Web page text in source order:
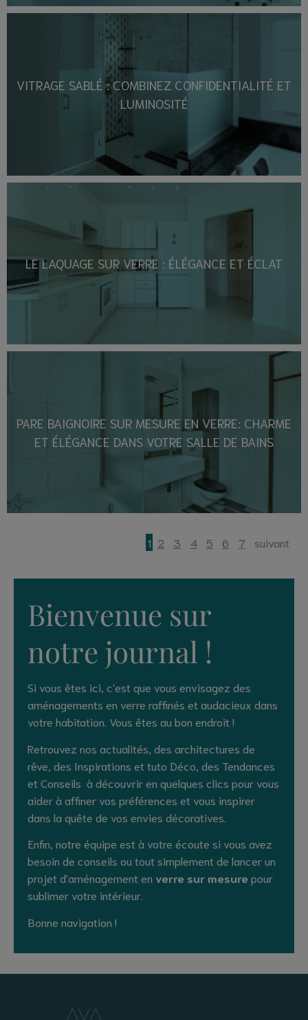
VITRAGE SABLÉ : COMBINEZ CONFIDENTIALITÉ ET
LUMINOSITÉ
LE LAQUAGE SUR VERRE : ÉLÉGANCE ET ÉCLAT
PARE BAIGNOIRE SUR MESURE EN VERRE: CHARME
ET ÉLÉGANCE DANS VOTRE SALLE DE BAINS
1 2 3 4 5 6 7 suivant
Bienvenue sur
notre journal !
Si vous êtes ici, c'est que vous envisagez des
aménagements en verre raffinés et audacieux dans
votre habitation. Vous êtes au bon endroit !
Retrouvez nos actualités, des architectures de
rêve, des Inspirations et tuto Déco, des Tendances
et Conseils à découvrir en quelques clics pour vous
aider à affiner vos préférences et vous inspirer
dans la quête de vos envies décoratives.
Enfin, notre équipe est à votre écoute si vous avez
besoin de conseils ou tout simplement de lancer un
projet d'aménagement en verre sur mesurepour
sublimer votre intérieur.
Bonne navigation !